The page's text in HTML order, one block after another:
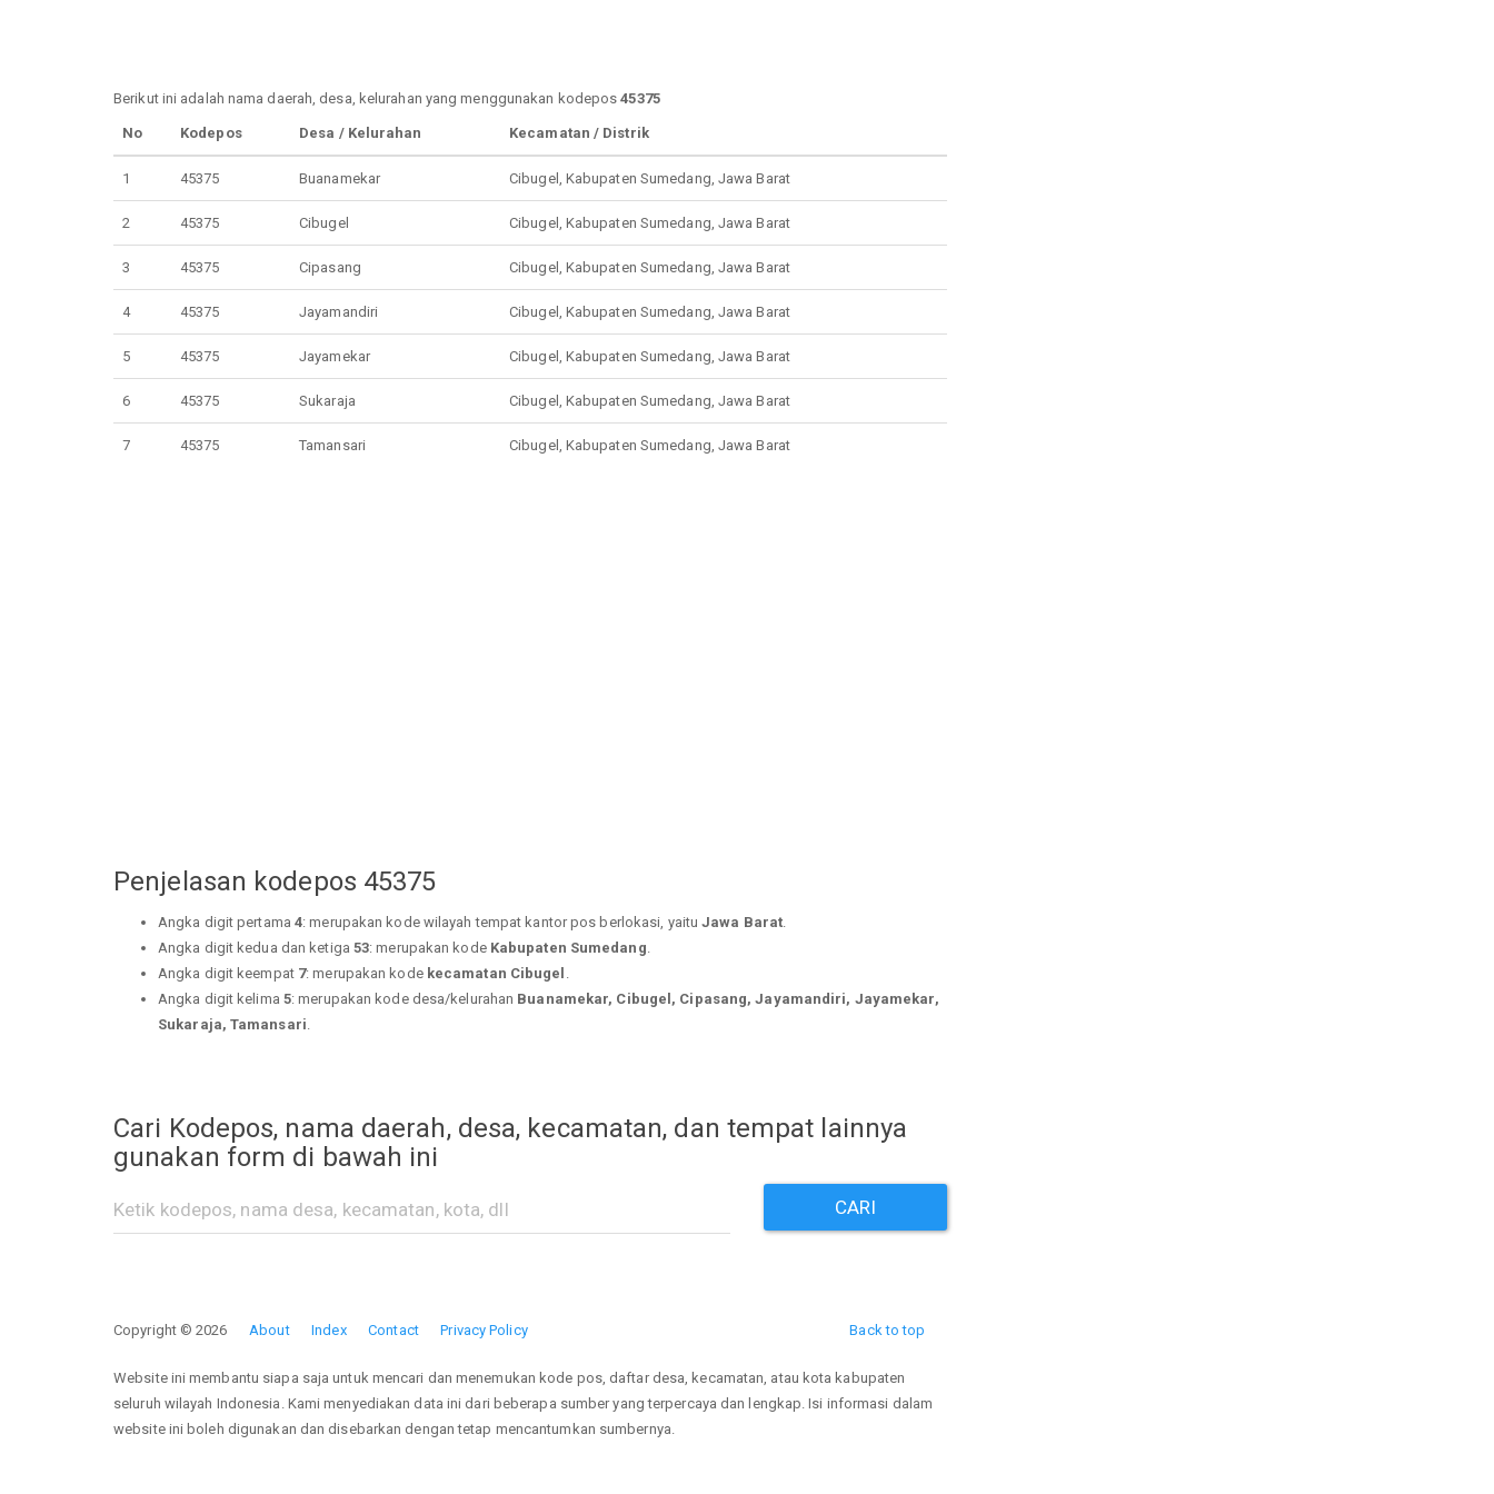
Berikut ini adalah nama daerah, desa, kelurahan yang menggunakan kodepos45375
No Kodepos Desa / Kelurahan Kecamatan / Distrik
1 45375 Buanamekar Cibugel, Kabupaten Sumedang, Jawa Barat
2 45375 Cibugel Cibugel, Kabupaten Sumedang, Jawa Barat
3 45375 Cipasang Cibugel, Kabupaten Sumedang, Jawa Barat
4 45375 Jayamandiri Cibugel, Kabupaten Sumedang, Jawa Barat
5 45375 Jayamekar Cibugel, Kabupaten Sumedang, Jawa Barat
6 45375 Sukaraja Cibugel, Kabupaten Sumedang, Jawa Barat
7 45375 Tamansari Cibugel, Kabupaten Sumedang, Jawa Barat
Penjelasan kodepos 45375
Angka digit pertama 4: merupakan kode wilayah tempat kantor pos berlokasi, yaituJawa Barat
Angka digit kedua dan ketiga 53: merupakan kode Kabupaten Sumedang
Angka digit keempat 7: merupakan kode kecamatan Cibugel
Angka digit kelima 5: merupakan kode desa/kelurahan Buanamekar, Cibugel, Cipasang, Jayamandiri, Jayamekar,
Sukaraja, Tamansari
Cari Kodepos, nama daerah, desa, kecamatan, dan tempat lainnya
gunakan form di bawah ini
CARI
Back to top
Copyright © 2026 About Index Contact Privacy Policy
Website ini membantu siapa saja untuk mencari dan menemukan kode pos, daftar desa, kecamatan, atau kota kabupaten
seluruh wilayah Indonesia. Kami menyediakan data ini dari beberapa sumber yang terpercaya dan lengkap. Isi informasi dalam
website ini boleh digunakan dan disebarkan dengan tetap mencantumkan sumbernya.